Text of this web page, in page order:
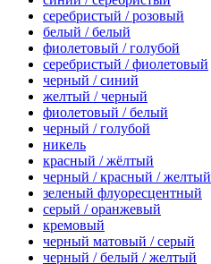
серебристый / розовый
белый / белый
фиолетовый / голубой
серебристый / фиолетовый
черный / синий
желтый / черный
фиолетовый / белый
черный / голубой
никель
красный / жёлтый
черный / красный / желтый
зеленый флуоресцентный
серый / оранжевый
кремовый
черный матовый / серый
черный / белый / желтый